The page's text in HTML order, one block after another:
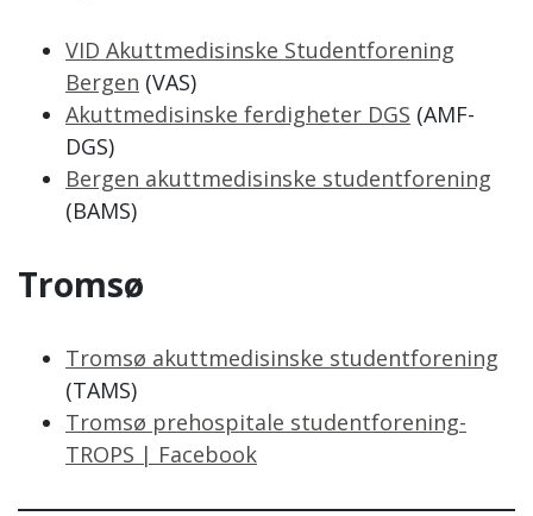
VID Akuttmedisinske Studentforening
Bergen (VAS)
Akuttmedisinske ferdigheter DGS (AMF-
DGS)
Bergen akuttmedisinske studentforening
(BAMS)
Tromsø
Tromsø akuttmedisinske studentforening
(TAMS)
Tromsø prehospitale studentforening-
TROPS | Facebook